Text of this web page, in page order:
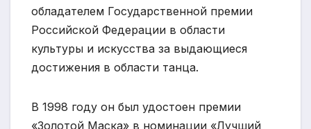
обладателем Государственной премии
Российской Федерации в области
культуры и искусства за выдающиеся
достижения в области танца.
В 1998 году он был удостоен премии
«Золотой Маска» в номинации «Лучший